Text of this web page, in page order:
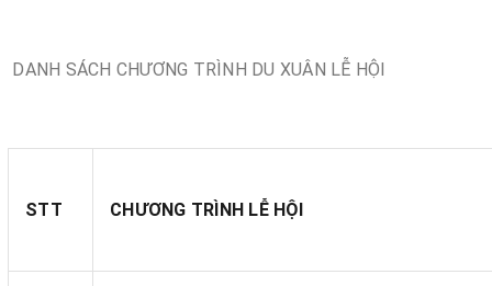
DANH SÁCH CHƯƠNG TRÌNH DU XUÂN LỄ HỘI
STT CHƯƠNG TRÌNH LỄ HỘI